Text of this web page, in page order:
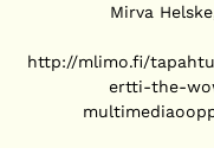
Mirva
http://mlimo.fi/
ertti-the-